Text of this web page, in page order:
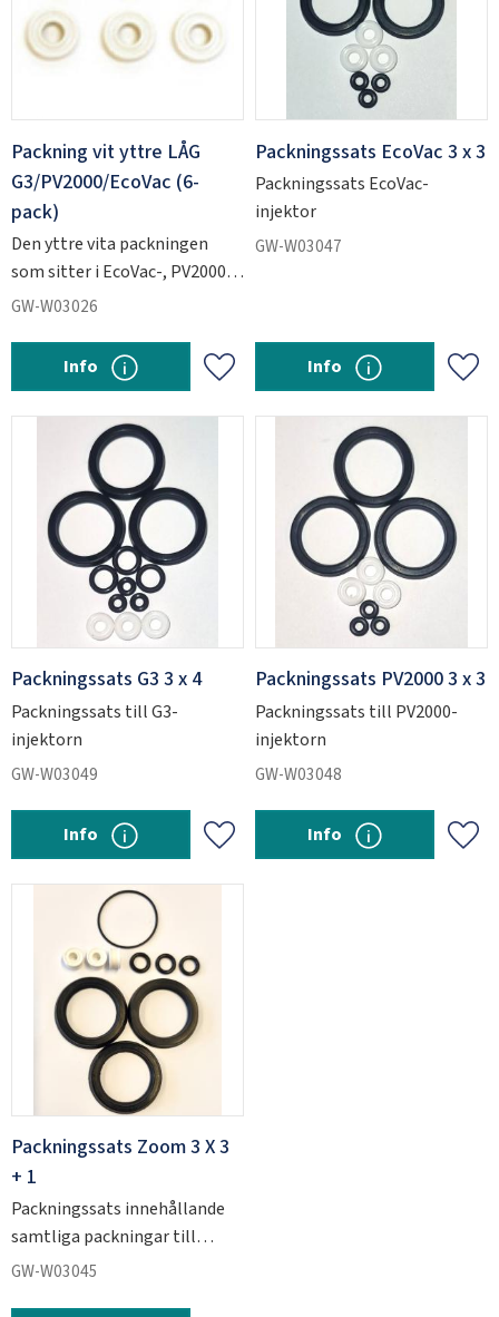
Packning vit yttre LÅG
G3/PV2000/EcoVac (6-
pack)
Den yttre vita packningen
som sitter i EcoVac-, PV2000-
och G3-injektorerna.
GW-W03026
Add to favorites
Info
Packningssats EcoVac 3 x 3
Packningssats EcoVac-
injektor
GW-W03047
Add
Info
Packningssats G3 3 x 4
Packningssats till G3-
injektorn
GW-W03049
Add to favorites
Info
Packningssats PV2000 3 x 3
Packningssats till PV2000-
injektorn
GW-W03048
Add
Info
Packningssats Zoom 3 X 3
+ 1
Packningssats innehållande
samtliga packningar till
Zoom-injektorn.
GW-W03045
SEK